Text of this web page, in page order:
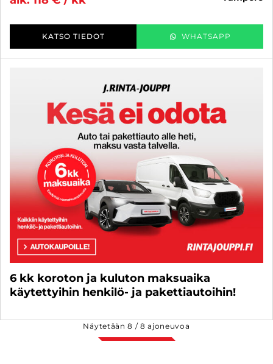
KATSO TIEDOT WHATSAPP
6 kk koroton ja kuluton maksuaika
käytettyihin henkilö- ja pakettiautoihin!
Näytetään8 /8 ajoneuvoa